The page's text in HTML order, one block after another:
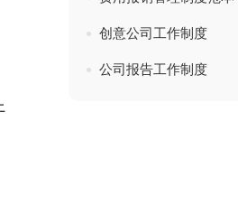
创意公司工作制度
公司报告工作制度